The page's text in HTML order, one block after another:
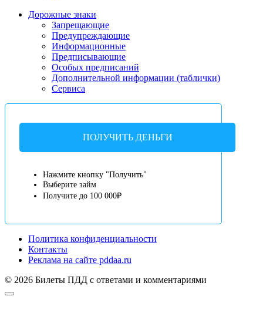
Дорожные знаки
Запрещающие
Предупреждающие
Информационные
Предписывающие
Особых предписаний
Дополнительной информации (таблички)
Сервиса
ПОЛУЧИТЬ ДЕНЬГИ
Нажмите кнопку "Получить"
Выберите займ
Получите до 100 000₽
Политика конфиденциальности
Контакты
Реклама на сайте pddaa.ru
© 2026 Билеты ПДД с ответами и комментариями